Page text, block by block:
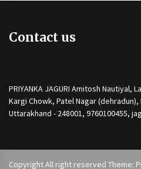
Contact us
PRIYANKA JAGURI Amitosh Nautiyal,
Kargi Chowk, Patel Nagar (dehradun),
Uttarakhand - 248001, 9760100455,
Copyright All right reserved Theme: